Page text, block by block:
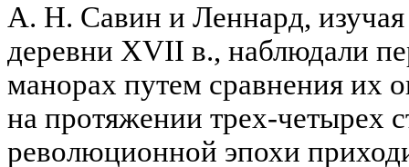
А. Н. Савин и Леннард,
деревни XVII в., наблюдали
манорах путем сравнения их
на протяжении трех-четырех
революционной эпохи